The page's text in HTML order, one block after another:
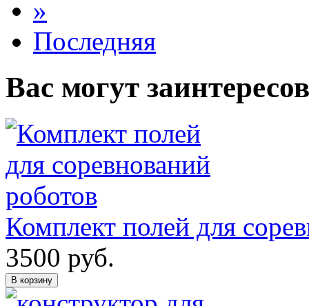
»
Последняя
Вас могут
Комплект полей для
3500 руб.
В корзину